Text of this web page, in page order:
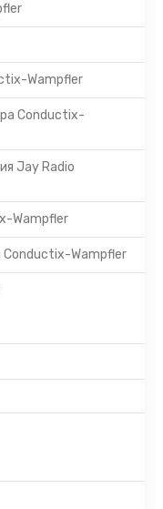
Wampfler
Conductix-
Jay Radio
Wampfler
Wampfler